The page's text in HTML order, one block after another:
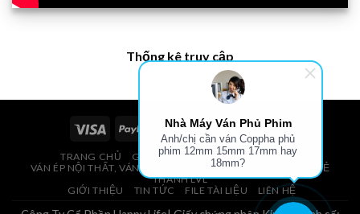
Thống kê truy cập
TRANG CHỦ
GIÁ VÁN PHỦ PHIM, VÁN COPPHA
VÁN ÉP NỘI THẤT, VÁN ÉP BAO BÌ, VÁN SOFA, PALLETS, VÁN SẺ
THANH LVL
GIỚI THIỆU
TIN TỨC FILE TÀI LIỆU LIÊN HỆ
Nhà Máy Ván Phủ Phim
Anh/chị cần ván Coppha phủ
phim 12mm 15mm 17mm hay
18mm?